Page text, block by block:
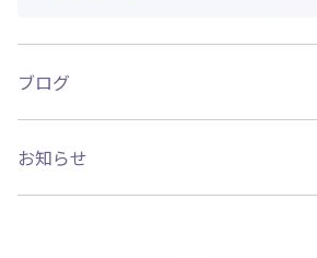
ブログ
お知らせ